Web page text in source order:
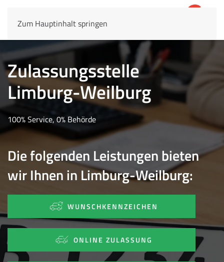
Zum Hauptinhalt springen
Zulassungsstelle
Limburg-Weilburg
100% Service, 0% Behörde
Die folgenden Leistungen bieten
wir Ihnen in Limburg-Weilburg:
WUNSCHKENNZEICHEN
ONLINE ZULASSUNG